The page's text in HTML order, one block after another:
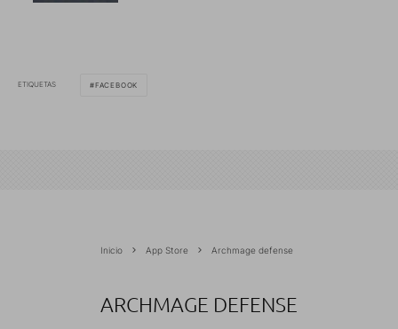
ETIQUETAS FACEBOOK
Inicio App Store Archmage defense
ARCHMAGE DEFENSE